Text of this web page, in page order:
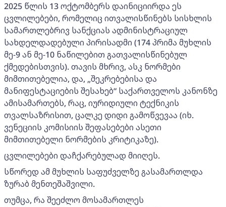
2025 წლის 13 ოქტომბერს დაინიციირდა ეს
ცვლილებები, რომელიც ითვალისწინებს სისხლის
სამართლებრივ სანქციას ადმინისტრაციულ
სახდელდადებული პირისადმი (174 პრიმა მუხლის
მე-9 ან მე-10 ნაწილებით გათვალისწინებულ
ქმედებისთვის). თავის მხრივ, ასკ ნორმები
მიმთითებელია, და, „შეკრებებისა და
მანიფესტაციების შესახებ“ საქართველოს კანონზე
ამისამართებს, რაც, იურიდიული ტექნიკის
თვალსაზრისით, ცალკე დიდი გამოწვევაა (იხ.
ვენეციის კომისიის შეფასებები ასეთი
მიმთითებელი ნორმების კრიტიკაზე).
ცვლილებები დაჩქარებულად მიიღეს.
სწორედ ამ მუხლის საფუძველზე გასამართლდა
ზურაბ მენთეშაშვილი.
თუმცა, რა შეეძლო მოსამართლეს